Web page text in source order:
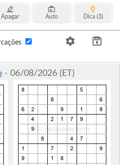
Apagar Auto Dica (3)
- 06/08/2026 (ET)